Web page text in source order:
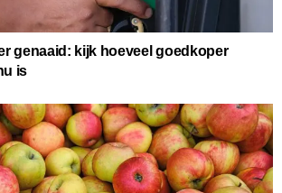
genaaid: kijk hoeveel goedkoper
is